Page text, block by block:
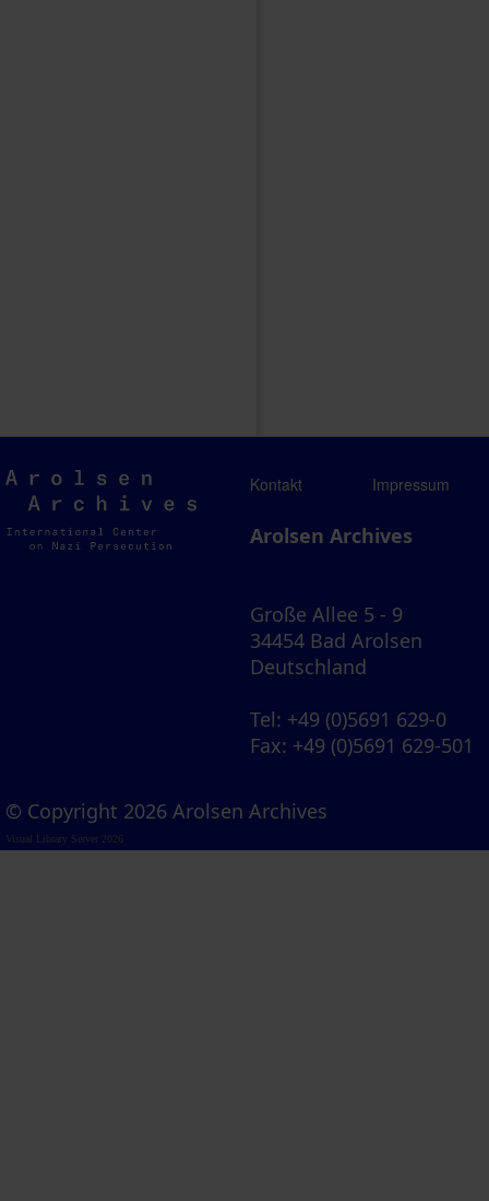
Arolsen
Archives
Kontakt Impressum
Arolsen Archives
Große Allee 5 - 9
34454 Bad Arolsen
Deutschland
Tel: +49 (0)5691 629-0
Fax: +49 (0)5691 629-501
© Copyright 2026 Arolsen Archives
Visual Library Server 2026